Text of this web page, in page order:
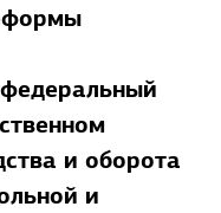
и оборота
и